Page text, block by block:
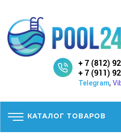
+ 7 (812)
+ 7 (911)
Telegram,
КАТАЛОГ ТОВАРОВ